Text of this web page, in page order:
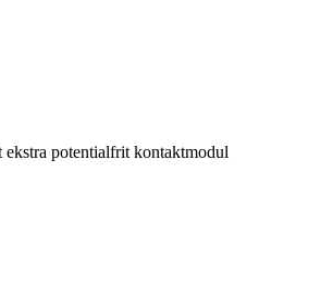
potentialfrit kontaktmodul